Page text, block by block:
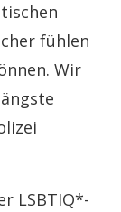
fühlen
Wir
LSBTIQ*-